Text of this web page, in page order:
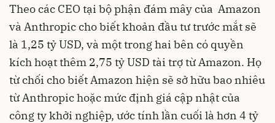
Theo các CEO tại bộ phận đám mây của Amazon
và Anthropic cho biết khoản đầu tư trước mắt sẽ
là 1,25 tỷ USD, và một trong hai bên có quyền
kích hoạt thêm 2,75 tỷ USD tài trợ từ Amazon. Họ
từ chối cho biết Amazon hiện sẽ sở hữu bao nhiêu
từ Anthropic hoặc mức định giá cập nhật của
công ty khởi nghiệp, ước tính lần cuối là hơn 4 tỷ